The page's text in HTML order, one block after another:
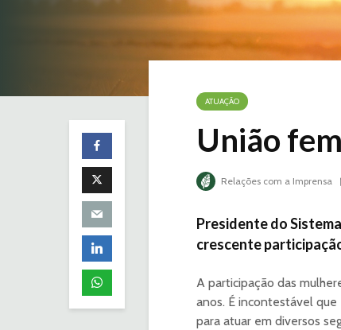
ATUAÇÃO
União
Relações com a Imprensa
Presidente do
crescente
A participação das
anos. É incontestável
para atuar em diversos